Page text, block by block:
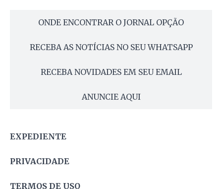
ONDE ENCONTRAR O JORNAL OPÇÃO
RECEBA AS NOTÍCIAS NO SEU WHATSAPP
RECEBA NOVIDADES EM SEU EMAIL
ANUNCIE AQUI
EXPEDIENTE
PRIVACIDADE
TERMOS DE USO